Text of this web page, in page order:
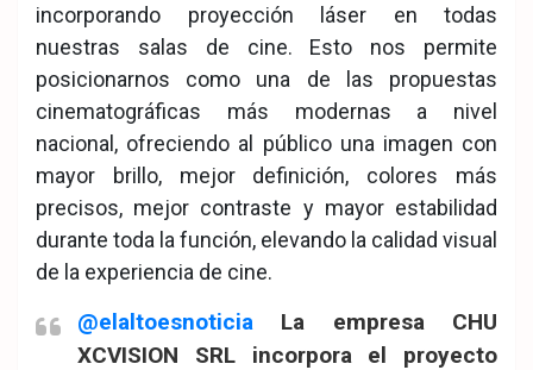
incorporando proyección láser en todas
nuestras salas de cine. Esto nos permite
posicionarnos como una de las propuestas
cinematográficas más modernas a nivel
nacional, ofreciendo al público una imagen con
mayor brillo, mejor definición, colores más
precisos, mejor contraste y mayor estabilidad
durante toda la función, elevando la calidad visual
de la experiencia de cine.
@elaltoesnoticia La empresa CHU
XCVISION SRL incorpora el proyecto